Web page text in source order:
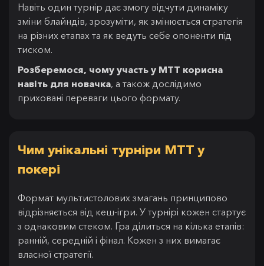
Навіть один турнір дає змогу відчути динаміку
зміни блайндів, зрозуміти, як змінюється стратегія
на різних етапах та як ведуть себе опоненти під
тиском.
Розберемося, чому участь у MTT корисна
навіть для новачка, а також дослідимо
приховані переваги цього формату.
Чим унікальні турніри MTT у
покері
Формат мультистолових змагань принципово
відрізняється від кеш-ігри. У турнірі кожен стартує
з однаковим стеком. Гра ділиться на кілька етапів:
ранній, середній і фінал. Кожен з них вимагає
власної стратегії.